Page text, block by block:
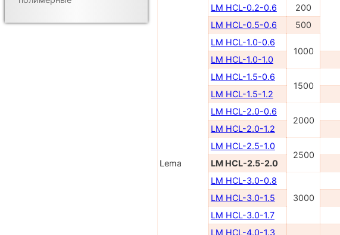
Lema
LM HCL-0.2-0.6
200
LM HCL-0.5-0.6
500
LM HCL-1.0-0.6
1000
LM HCL-1.0-1.0
LM HCL-1.5-0.6
1500
LM HCL-1.5-1.2
LM HCL-2.0-0.6
2000
LM HCL-2.0-1.2
LM HCL-2.5-1.0
2500
LM HCL-2.5-2.0
LM HCL-3.0-0.8
3000
LM HCL-3.0-1.5
LM HCL-3.0-1.7
LM HCL-4.0-1.3